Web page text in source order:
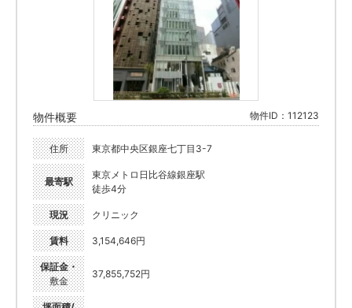
物件概要 物件ID：112123
住所 東京都中央区銀座七丁目3-7
最寄駅
東京メトロ日比谷線銀座駅
徒歩4分
現況 クリニック
賃料 3,154,646円
保証金・
敷金
37,855,752円